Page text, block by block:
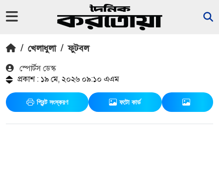
/ খেলাধুলা / ফুটবল
স্পোর্টস ডেস্ক
প্রকাশ : ১৯ মে, ২০২৬ ০৯:১০ এএম
প্রিন্ট সংস্করণ ফটো কার্ড